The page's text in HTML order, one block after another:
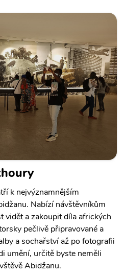
k nejvýznamnějším
Nabízí návštěvníkům
vidět a zakoupit díla afrických
pečlivě připravované a
a sochařství až po fotografii
umění, určitě byste neměli
Abidžanu.